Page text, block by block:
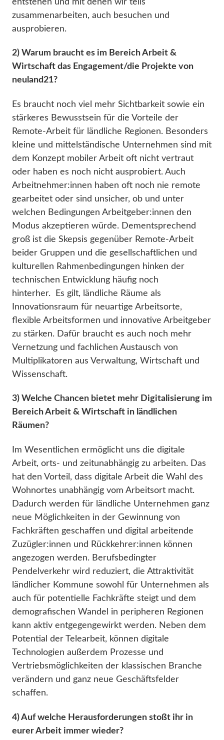
entstehen und mit denen wir teils
zusammenarbeiten, auch besuchen und
ausprobieren.
2) Warum braucht es im Bereich Arbeit &
Wirtschaft das Engagement/die Projekte von
neuland21?
Es braucht noch viel mehr Sichtbarkeit sowie ein
stärkeres Bewusstsein für die Vorteile der
Remote-Arbeit für ländliche Regionen. Besonders
kleine und mittelständische Unternehmen sind mit
dem Konzept mobiler Arbeit oft nicht vertraut
oder haben es noch nicht ausprobiert. Auch
Arbeitnehmer:innen haben oft noch nie remote
gearbeitet oder sind unsicher, ob und unter
welchen Bedingungen Arbeitgeber:innen den
Modus akzeptieren würde. Dementsprechend
groß ist die Skepsis gegenüber Remote-Arbeit
beider Gruppen und die gesellschaftlichen und
kulturellen Rahmenbedingungen hinken der
technischen Entwicklung häufig noch
hinterher. Es gilt, ländliche Räume als
Innovationsraum für neuartige Arbeitsorte,
flexible Arbeitsformen und innovative Arbeitgeber
zu stärken. Dafür braucht es auch noch mehr
Vernetzung und fachlichen Austausch von
Multiplikatoren aus Verwaltung, Wirtschaft und
Wissenschaft.
3) Welche Chancen bietet mehr Digitalisierung im
Bereich Arbeit & Wirtschaft in ländlichen
Räumen?
Im Wesentlichen ermöglicht uns die digitale
Arbeit, orts- und zeitunabhängig zu arbeiten. Das
hat den Vorteil, dass digitale Arbeit die Wahl des
Wohnortes unabhängig vom Arbeitsort macht.
Dadurch werden für ländliche Unternehmen ganz
neue Möglichkeiten in der Gewinnung von
Fachkräften geschaffen und digital arbeitende
Zuzügler:innen und Rückkehrer:innen können
angezogen werden. Berufsbedingter
Pendelverkehr wird reduziert, die Attraktivität
ländlicher Kommune sowohl für Unternehmen als
auch für potentielle Fachkräfte steigt und dem
demografischen Wandel in peripheren Regionen
kann aktiv entgegengewirkt werden. Neben dem
Potential der Telearbeit, können digitale
Technologien außerdem Prozesse und
Vertriebsmöglichkeiten der klassischen Branche
verändern und ganz neue Geschäftsfelder
schaffen.
4)Auf welche Herausforderungen stoßt ihr in
eurer Arbeit immer wieder?